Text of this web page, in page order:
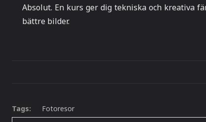
Absolut. En kurs ger dig tekniska och kreativa
bättre bilder.
Tags: Fotoresor